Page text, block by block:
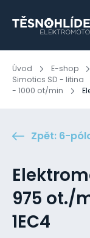
Úvod E-shop
Simotics SD - litina
- 1000 ot/min
Zpět: 6-
975 ot./
1EC4